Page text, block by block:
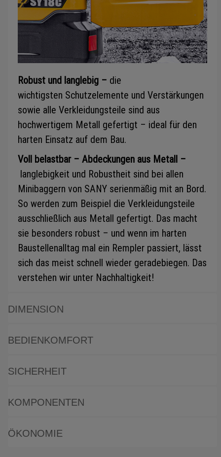
Robust und langlebig – die
wichtigsten Schutzelemente und Verstärkungen
sowie alle Verkleidungsteile sind aus
hochwertigem Metall gefertigt – ideal für den
harten Einsatz auf dem Bau.
Voll belastbar – Abdeckungen aus Metall –
langlebigkeit und Robustheit sind bei allen
Minibaggern von SANY serienmäßig mit an Bord.
So werden zum Beispiel die Verkleidungsteile
ausschließlich aus Metall gefertigt. Das macht
sie besonders robust – und wenn im harten
Baustellenalltag mal ein Rempler passiert, lässt
sich das meist schnell wieder geradebiegen. Das
verstehen wir unter Nachhaltigkeit!
DIMENSION
BEDIENKOMFORT
SICHERHEIT
KOMPONENTEN
ÖKONOMIE